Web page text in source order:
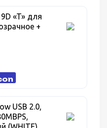
«T» для
+
USB 2.0,